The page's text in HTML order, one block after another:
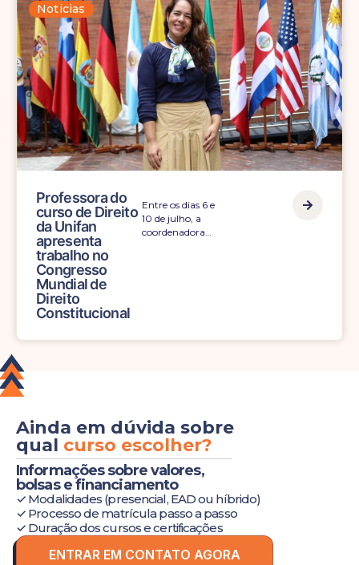
Noticias
Professora do
curso de Direito
da Unifan
apresenta
Constitucional
Ainda em dúvida sobre
qual curso escolher?
Informações sobre valores,
bolsas e financiamento
✓ Modalidades (presencial, EAD ou híbrido)
✓ Processo de matrícula passo a passo
✓ Duração dos cursos e certificações
ENTRAR EM CONTATO AGORA